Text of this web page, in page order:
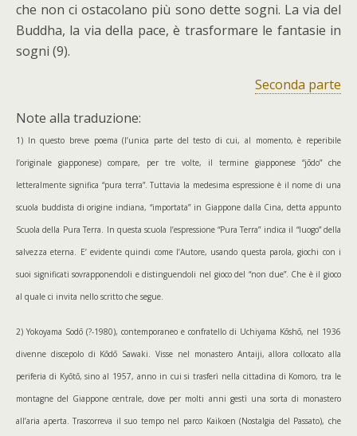
che non ci ostacolano più sono dette sogni. La via del
Buddha, la via della pace, è trasformare le fantasie in
sogni (9).
Seconda parte
Note alla traduzione:
1) In questo breve poema (l’unica parte del testo di cui, al momento, è reperibile
l’originale giapponese) compare, per tre volte, il termine giapponese “jōdo” che
letteralmente significa “pura terra”. Tuttavia la medesima espressione è il nome di una
scuola buddista di origine indiana, “importata” in Giappone dalla Cina, detta appunto
Scuola della Pura Terra. In questa scuola l’espressione “Pura Terra” indica il “luogo” della
salvezza eterna. E’ evidente quindi come l’Autore, usando questa parola, giochi con i
suoi significati sovrapponendoli e distinguendoli nel gioco del “non due”. Che è il gioco
al quale ci invita nello scritto che segue.
2) Yokoyama Sodō (?-1980), contemporaneo e confratello di Uchiyama Kōshō, nel 1936
divenne discepolo di Kōdō Sawaki. Visse nel monastero Antaiji, allora collocato alla
periferia di Kyōtō, sino al 1957, anno in cui si trasferì nella cittadina di Komoro, tra le
montagne del Giappone centrale, dove per molti anni gestì una sorta di monastero
all’aria aperta. Trascorreva il suo tempo nel parco Kaikoen (Nostalgia del Passato), che